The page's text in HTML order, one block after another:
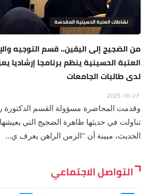
نشاطات العتبة الحسينية المقدسة
من الضجيج إلى اليقين.. قسم التوجيه
العتبة الحسينية ينظم برنامجا إرشاديا
لدى طالبات الجامعات
وقدمت المحاضرة مسؤولة القسم الدكتورة
تناولت في حديثها ظاهرة الضجيج التي
الحديث، مبينة أن "الزمن الراهن يعرف ي...
التواصل الاجتماعي